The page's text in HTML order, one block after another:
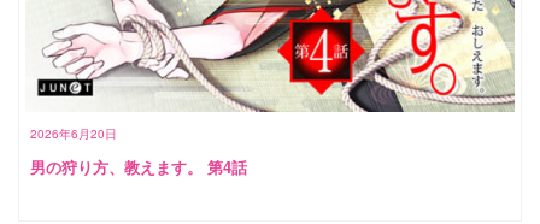
2026年6月20日
男の狩り方、教えます。 第4話